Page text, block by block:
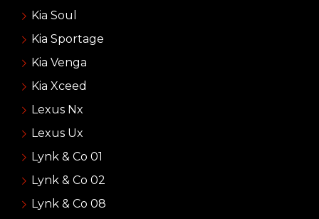
Kia Soul
Kia Sportage
Kia Venga
Kia Xceed
Lexus Nx
Lexus Ux
Lynk & Co 01
Lynk & Co 02
Lynk & Co 08